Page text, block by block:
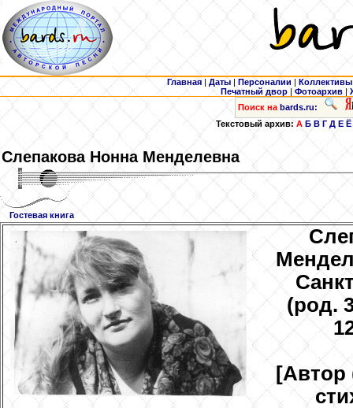
Главная | Даты | Персоналии | Коллективы
Печатный двор |Фотоархив |
Поиск на bards.ru:
Текстовый архив:А Б В Г Д Е Ё
СлепаковаНонна Менделевна
Гостевая книга
(род.